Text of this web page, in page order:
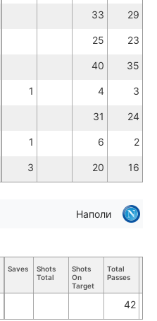
33 29
25 23
40 35
1 4 3
31 24
1 6 2
3 20 16
Наполи
Saves
Shots
Total
Shots
On
Target
Total
Passes
42